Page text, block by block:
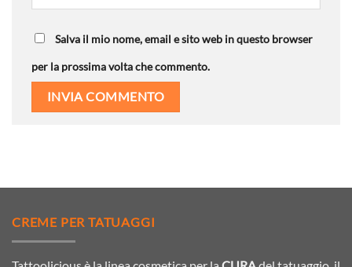
Salva il mio nome, email e sito web in questo browser
per la prossima volta che commento.
CREME PER TATUAGGI